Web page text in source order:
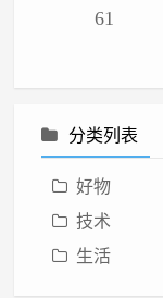
61
分类列表
好物
技术
生活